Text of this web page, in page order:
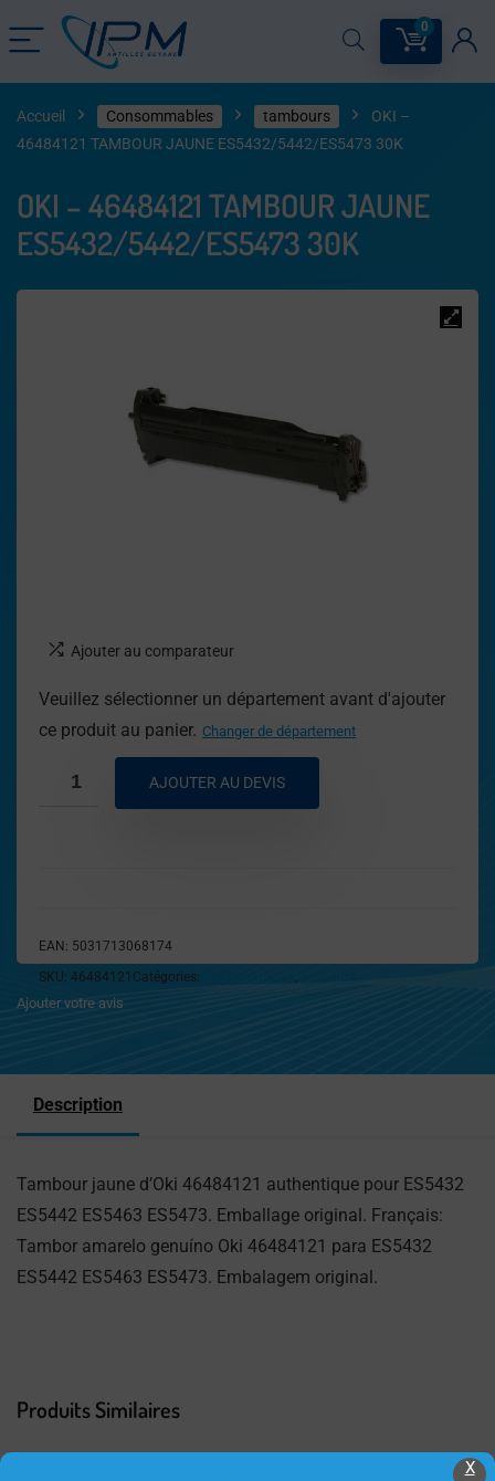
0
Accueil Consommables tambours
OKI –
46484121 TAMBOUR JAUNE ES5432/5442/ES5473 30K
OKI – 46484121 TAMBOUR JAUNE
ES5432/5442/ES5473 30K
Ajouter au comparateur
Veuillez sélectionner un département avant d'ajouter
ce produit au panier. Changer de département
AJOUTER AU DEVIS
EAN: 5031713068174
SKU: 46484121 Catégories: ,
Ajouter votre avis
Description
Tambour jaune d’Oki 46484121 authentique pour ES5432
ES5442 ES5463 ES5473. Emballage original. Français:
Tambor amarelo genuíno Oki 46484121 para ES5432
ES5442 ES5463 ES5473. Embalagem original.
Produits Similaires
X